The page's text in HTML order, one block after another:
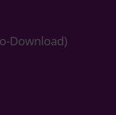
Download)